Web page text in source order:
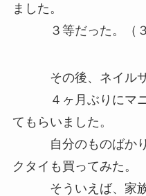
ました。
３等だった。（３
その後、ネイルサ
４ヶ月ぶりにマニ
てもらいました。
自分のものばかり
クタイも買ってみた。
そういえば、家族